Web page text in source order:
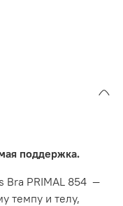
поддержка.
Bra PRIMAL 854 —
темпу и телу,